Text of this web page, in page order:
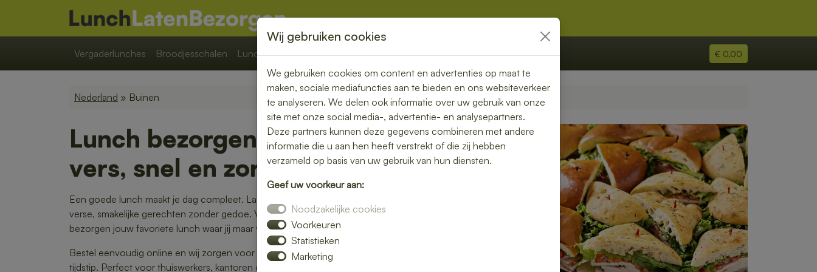
Vergaderlunches Broodjesschalen Lunchpakketten Overige € 0,00
Nederland » Buinen
Lunch bezorgen in Buinen –
vers, snel en zorgeloos genieten
Een goede lunch maakt je dag compleet. Laat je lunch bezorgen in Buinen en geniet van
verse, smakelijke gerechten zonder gedoe. Van luxe broodjes tot gezonde bowls – wij
bezorgen jouw favoriete lunch waar jij maar wilt.
Bestel eenvoudig online en wij zorgen voor een snelle bezorging op het door jou gekozen
tijdstip. Perfect voor thuiswerkers, kantoren of gewoon een ontspannen lunchmoment.
Wij gebruiken cookies
We gebruiken cookies om content en advertenties op maat te
maken, sociale mediafuncties aan te bieden en ons websiteverkeer
te analyseren. We delen ook informatie over uw gebruik van onze
site met onze social media-, advertentie- en analysepartners.
Deze partners kunnen deze gegevens combineren met andere
informatie die u aan hen heeft verstrekt of die zij hebben
verzameld op basis van uw gebruik van hun diensten.
Geef uw voorkeur aan:
Noodzakelijke cookies
Voorkeuren
Statistieken
Marketing